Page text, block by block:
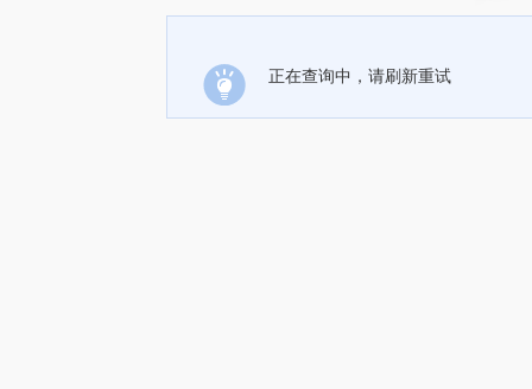
正在查询中，请刷新重试